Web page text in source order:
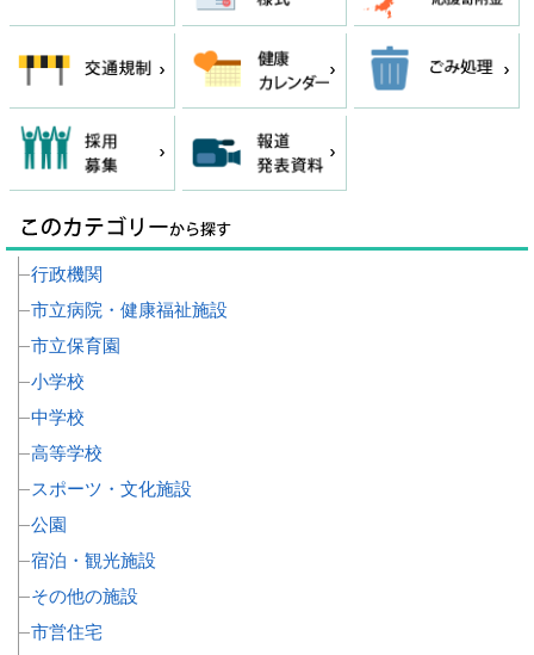
行政機関
市立病院・健康福祉施設
市立保育園
小学校
中学校
高等学校
スポーツ・文化施設
公園
宿泊・観光施設
その他の施設
市営住宅